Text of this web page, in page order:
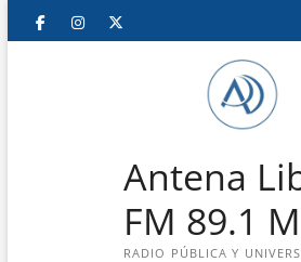
Saltar
FacebookInstagram
Antena
FM 89.1
RADIO PÚBLICA Y